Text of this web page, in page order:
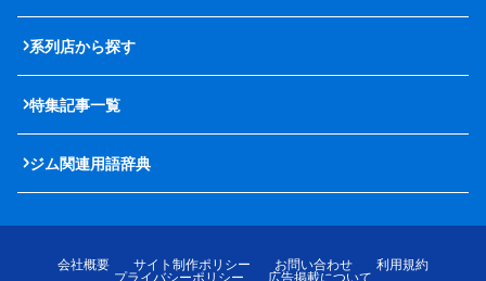
系列店から探す
特集記事一覧
ジム関連用語辞典
会社概要 サイト制作ポリシー お問い合わせ
利用規約
プライバシーポリシー
広告掲載について